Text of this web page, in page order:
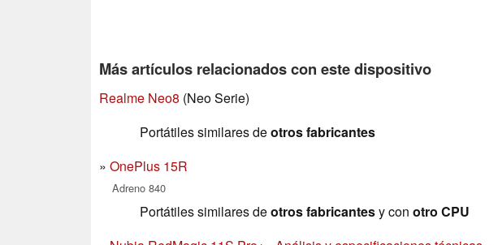
Más artículos relacionados con este dispositivo
Realme Neo8 (Neo Serie)
Portátiles similares deotros fabricantes
OnePlus 15R
Adreno 840
Portátiles similares deotros fabricantesy con otro CPU